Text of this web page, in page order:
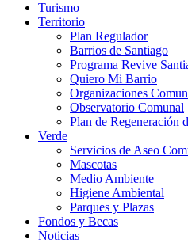
Turismo
Territorio
Plan Regulador
Barrios de Santiago
Programa Revive
Quiero Mi Barrio
Organizaciones
Observatorio Comunal
Plan de Regeneración
Verde
Servicios de Aseo
Mascotas
Medio Ambiente
Higiene Ambiental
Parques y Plazas
Fondos y Becas
Noticias